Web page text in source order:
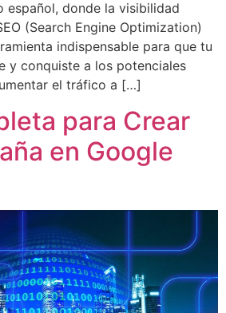
español, donde la visibilidad
(Search Engine Optimization)
indispensable para que tu
y conquiste a los potenciales
el tráfico a […]
para Crear
en Google